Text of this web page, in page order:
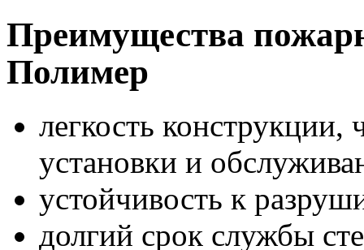
Преимущества
Полимер
легкость конструкции,
установки и
устойчивость к
долгий срок службы